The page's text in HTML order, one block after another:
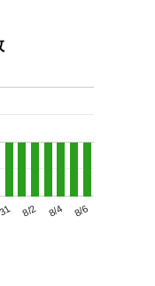
8/2 8/4 8/6